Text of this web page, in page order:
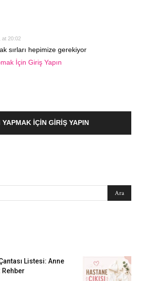
at 20:02
sırları hepimize gerekiyor
İçin Giriş Yapın
YAPMAK İÇIN GIRIŞ YAPIN
Listesi: Anne
Rehber